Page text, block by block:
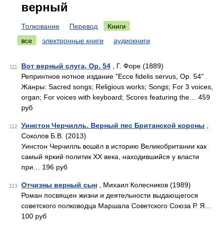
верный
Толкование Перевод
Книги
все
электронные книги аудиокниги
111 Вот верный слуга, Op. 54 , Г. Форе (1889)
Репринтное нотное издание "Ecce fidelis servus, Op. 54" .
Жанры: Sacred songs; Religious works; Songs; For 3 voices,
organ; For voices with keyboard; Scores featuring the… 459
руб
112 Уинстон Черчилль. Верный пес Британской короны
Соколов Б.В. (2013)
Уинстон Черчилль вошёл в историю Великобритании как
самый яркий политик XX века, находившийся у власти
при… 196 руб
113 Отчизны верный сын , Михаил Колесников (1989)
Роман посвящен жизни и деятельности выдающегося
советского полководца Маршала Советского Союза Р. Я…
100 руб